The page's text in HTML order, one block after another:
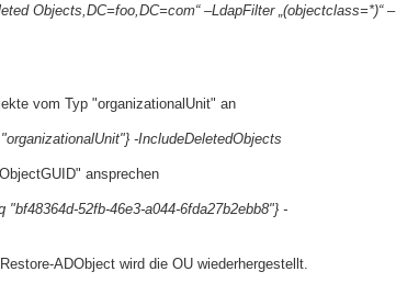
Objects,DC=foo,DC=com“ –LdapFilter „(objectclass=*)“ –
vom Typ "organizationalUnit" an
-IncludeDeletedObjects
ansprechen
52fb-46e3-a044-6fda27b2ebb8"} -
ADObject wird die OU wiederhergestellt.